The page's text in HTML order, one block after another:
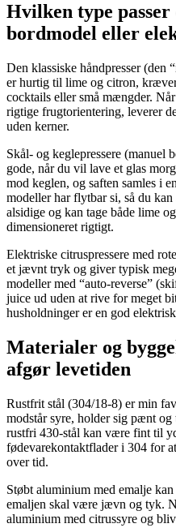
Hvilken type
bordmodel eller
Den klassiske håndpresser (den
er hurtig til lime og citron,
cocktails eller små mængder.
rigtige frugtorientering, leverer
uden kerner.
Skål- og keglepressere (manuel
gode, når du vil lave et glas
mod keglen, og saften samles i
modeller har flytbar si, så du
alsidige og kan tage både lime
dimensioneret rigtigt.
Elektriske citruspressere med
et jævnt tryk og giver typisk
modeller med “auto-reverse”
juice ud uden at rive for meget
husholdninger er en god
Materialer og
afgør levetiden
Rustfrit stål (304/18-8) er min
modstår syre, holder sig pænt
rustfri 430-stål kan være fint til
fødevarekontaktflader i 304 for
over tid.
Støbt aluminium med emalje
emaljen skal være jævn og tyk.
aluminium med citrussyre og